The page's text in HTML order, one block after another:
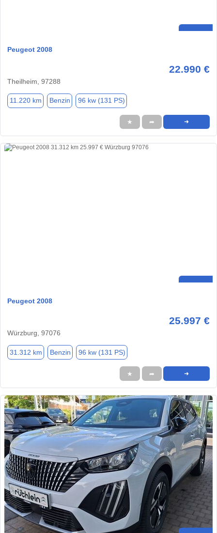
Peugeot 2008
22.990 €
Theilheim, 97288
11.220 km Benzin 96 kw (131 PS)
★ ➦ ➜
Peugeot 2008
25.997 €
Würzburg, 97076
31.312 km Benzin 96 kw (131 PS)
★ ➦ ➜